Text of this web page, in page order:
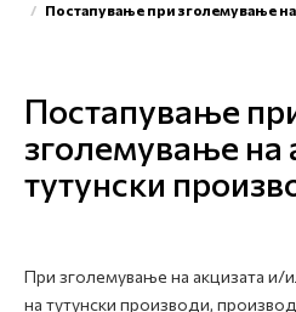
За нас
Бизнис заедница
Е-Царина
Постапување при зголемување на акцизата на тутунски производи
Постапување
зголемување на
тутунски
При зголемување на акцизата
на тутунски производи,